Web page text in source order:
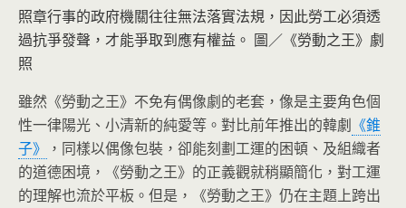
照章行事的政府機關往往無法落實法規，因此勞工必須透
過抗爭發聲，才能爭取到應有權益。 圖／《勞動之王》劇
照
雖然《勞動之王》不免有偶像劇的老套，像是主要角色個
性一律陽光、小清新的純愛等。對比前年推出的韓劇 《錐
子》
，同樣以偶像包裝，卻能刻劃工運的困頓、及組織者
的道德困境，《勞動之王》的正義觀就稍顯簡化，對工運
的理解也流於平板。但是，《勞動之王》仍在主題上跨出